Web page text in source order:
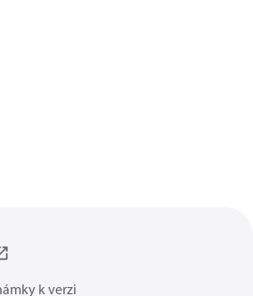
k verzi